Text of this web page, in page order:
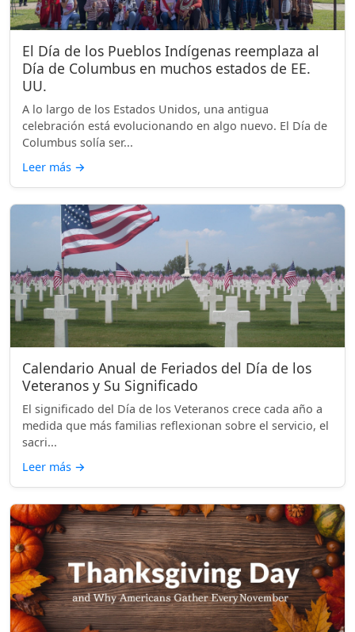
El Día de los Pueblos Indígenas reemplaza al
Día de Columbus en muchos estados de EE.
UU.
A lo largo de los Estados Unidos, una antigua
celebración está evolucionando en algo nuevo. El Día de
Columbus solía ser...
Leer más →
Calendario Anual de Feriados del Día de los
Veteranos y Su Significado
El significado del Día de los Veteranos crece cada año a
medida que más familias reflexionan sobre el servicio, el
sacri...
Leer más →